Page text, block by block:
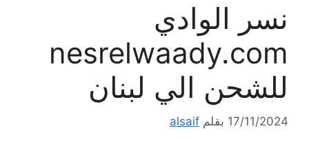
نسر الوادي
nesrelwaady.com
للشحن الي لبنان
17/11/2024 بقلم alsaif